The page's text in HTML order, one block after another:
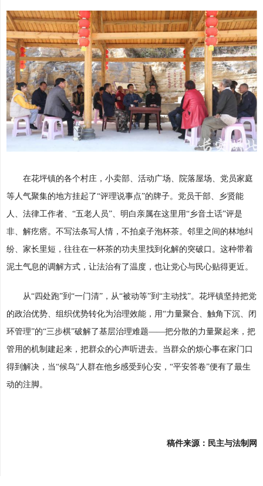
在花坪镇的各个村庄，小卖部、活动广场、院落屋场、党员家庭
等人气聚集的地方挂起了“评理说事点”的牌子。党员干部、乡贤能
人、法律工作者、“五老人员”、明白亲属在这里用“乡音土话”评是
非、解疙瘩。不写法条写人情，不拍桌子泡杯茶。邻里之间的林地纠
纷、家长里短，往往在一杯茶的功夫里找到化解的突破口。这种带着
泥土气息的调解方式，让法治有了温度，也让党心与民心贴得更近。
从“四处跑”到“一门清”，从“被动等”到“主动找”。花坪镇坚持把党
的政治优势、组织优势转化为治理效能，用“力量聚合、触角下沉、闭
环管理”的“三步棋”破解了基层治理难题——把分散的力量聚起来，把
管用的机制建起来，把群众的心声听进去。当群众的烦心事在家门口
得到解决，当“候鸟”人群在他乡感受到心安，“平安答卷”便有了最生
动的注脚。
稿件来源：民主与法制网